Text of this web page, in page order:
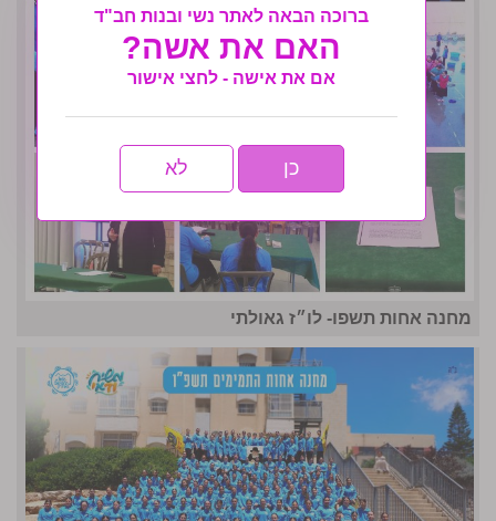
מחנה אחות תשפו- לו״ז גאולתי
ברוכה הבאה לאתר נשי ובנות חב"ד
האם את אשה?
אם את אישה - לחצי אישור
כן לא